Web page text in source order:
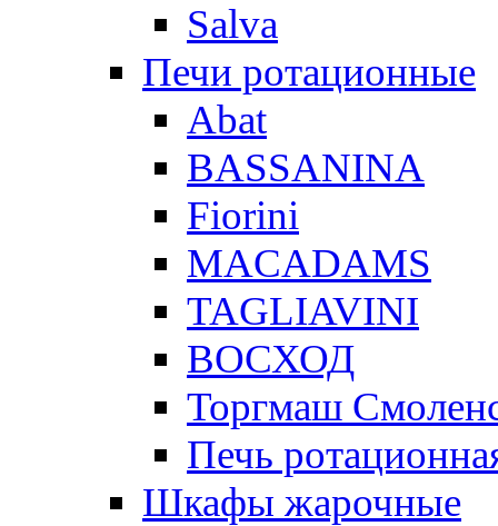
Salva
Печи ротационные
Abat
BASSANINA
Fiorini
MACADAMS
TAGLIAVINI
ВОСХОД
Торгмаш
Печь
Шкафы жарочные